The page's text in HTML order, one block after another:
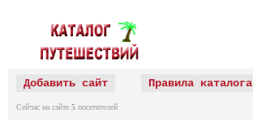
Добавить сайт Правила каталога
Сейчас на сайте 5 посетителей